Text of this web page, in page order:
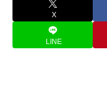
X
LINE